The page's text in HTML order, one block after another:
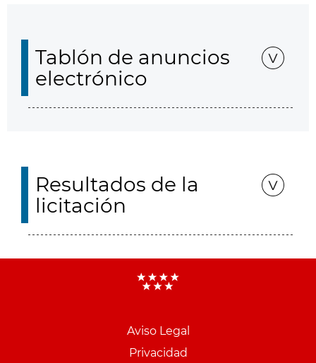
Tablón de anuncios
electrónico
Resultados de la
licitación
Aviso Legal
Privacidad